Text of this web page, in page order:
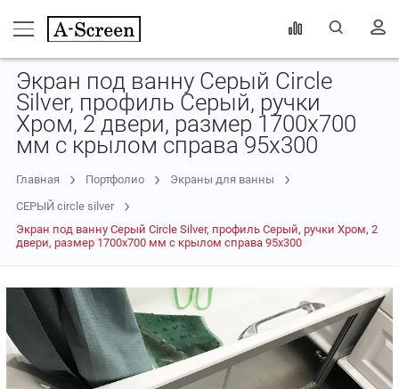
Экран под ванну Серый Circle
Silver, профиль Серый, ручки
Хром, 2 двери, размер 1700х700
мм с крылом справа 95х300
Главная Портфолио
Экраны для ванны
СЕРЫЙ circle silver
Экран под ванну Серый Circle Silver, профиль Серый, ручки Хром, 2
двери, размер 1700х700 мм с крылом справа 95х300